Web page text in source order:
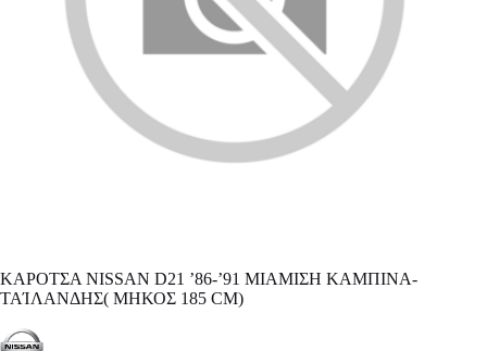
ΚΑΡΟΤΣΑ NISSAN D21 ’86-’91 ΜΙΑΜΙΣΗ ΚΑΜΠΙΝΑ-
ΤΑΊΛΑΝΔΗΣ( ΜΗΚΟΣ 185 CM)